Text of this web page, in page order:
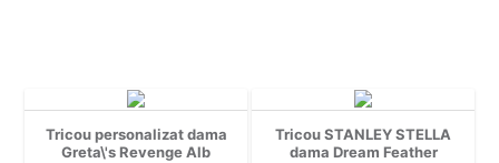
Pescuit
Rock
Tricou personalizat dama
Greta\'s Revenge Alb
Tricou STANLEY STELLA
dama Dream Feather